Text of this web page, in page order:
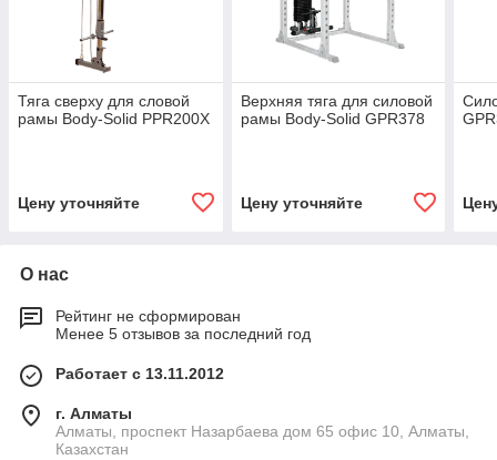
Тяга сверху для словой
рамы Body-Solid PPR200X
Цену уточняйте
Верхняя тяга для силовой
рамы Body-Solid GPR378
Цену уточняйте
О нас
Рейтинг не сформирован
Менее 5 отзывов за последний год
Работает с 13.11.2012
г. Алматы
Алматы, проспект Назарбаева дом 65 офис 10, Алматы,
Казахстан